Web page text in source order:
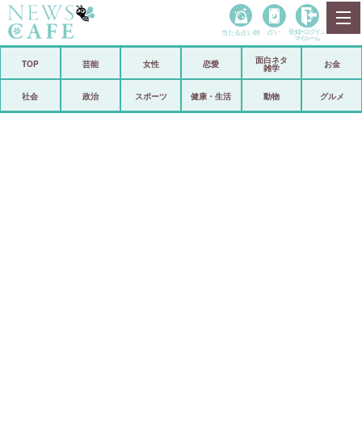
政治
当たる占い師 占い 登録• ログイン
マイルーム
TOP 芸能 女性 恋愛
面白ネタ
雑学
お金
社会 政治 スポーツ 健康・生活 動物 グルメ